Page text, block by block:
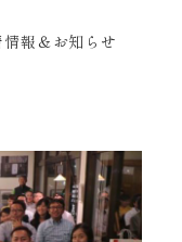
ー
情報＆お知らせ